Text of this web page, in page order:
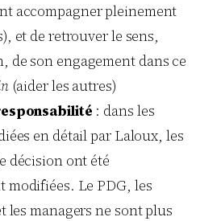
accompagner pleinement
et de retrouver le sens,
de son engagement dans ce
(aider les autres)
: dans les
en détail par Laloux, les
décision ont été
modifiées. Le PDG, les
les managers ne sont plus